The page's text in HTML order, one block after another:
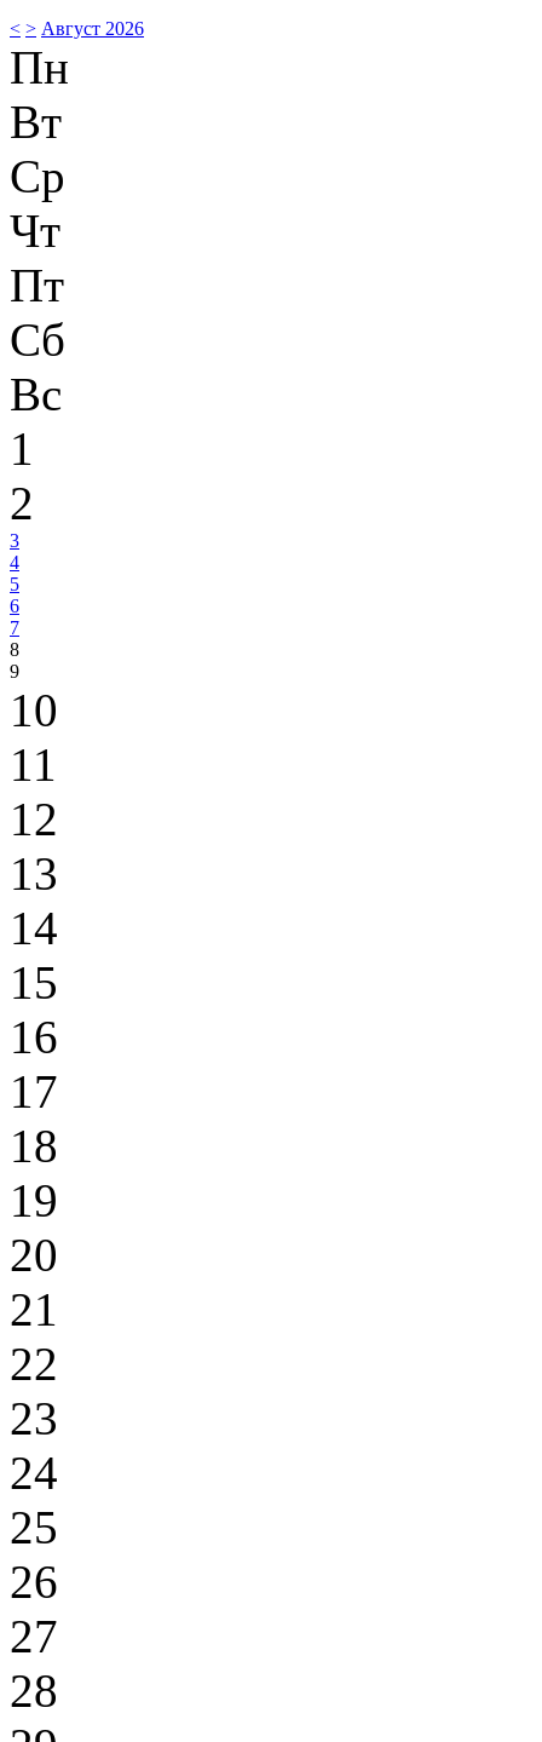
< > Август 2026
Пн
Вт
Ср
Чт
Пт
Сб
Вс
1
2
3
4
5
6
7
8
9
10
11
12
13
14
15
16
17
18
19
20
21
22
23
24
25
26
27
28